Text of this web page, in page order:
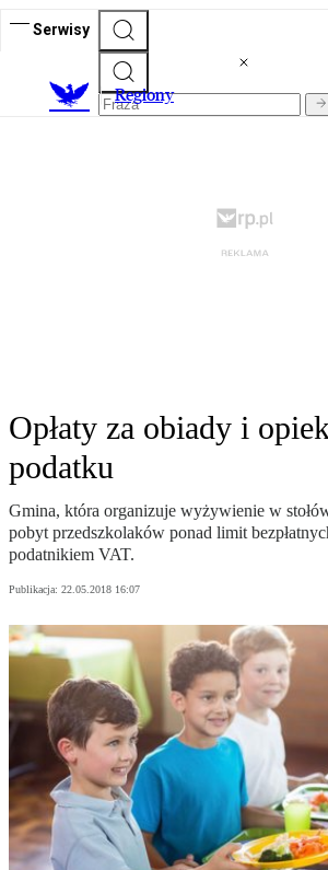
Serwisy
Regiony
Opłaty za obiady i
podatku
Gmina, która organizuje wyżywienie w
pobyt przedszkolaków ponad limit
podatnikiem VAT.
Publikacja: 22.05.2018 16:07